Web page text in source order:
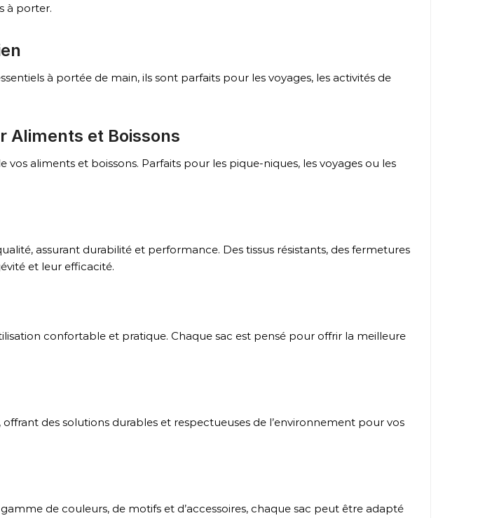
à porter.
à portée de main, ils sont parfaits pour les voyages, les activités de
Aliments et Boissons
aliments et boissons. Parfaits pour les pique-niques, les voyages ou les
assurant durabilité et performance. Des tissus résistants, des fermetures
et leur efficacité.
confortable et pratique. Chaque sac est pensé pour offrir la meilleure
des solutions durables et respectueuses de l’environnement pour vos
de couleurs, de motifs et d’accessoires, chaque sac peut être adapté